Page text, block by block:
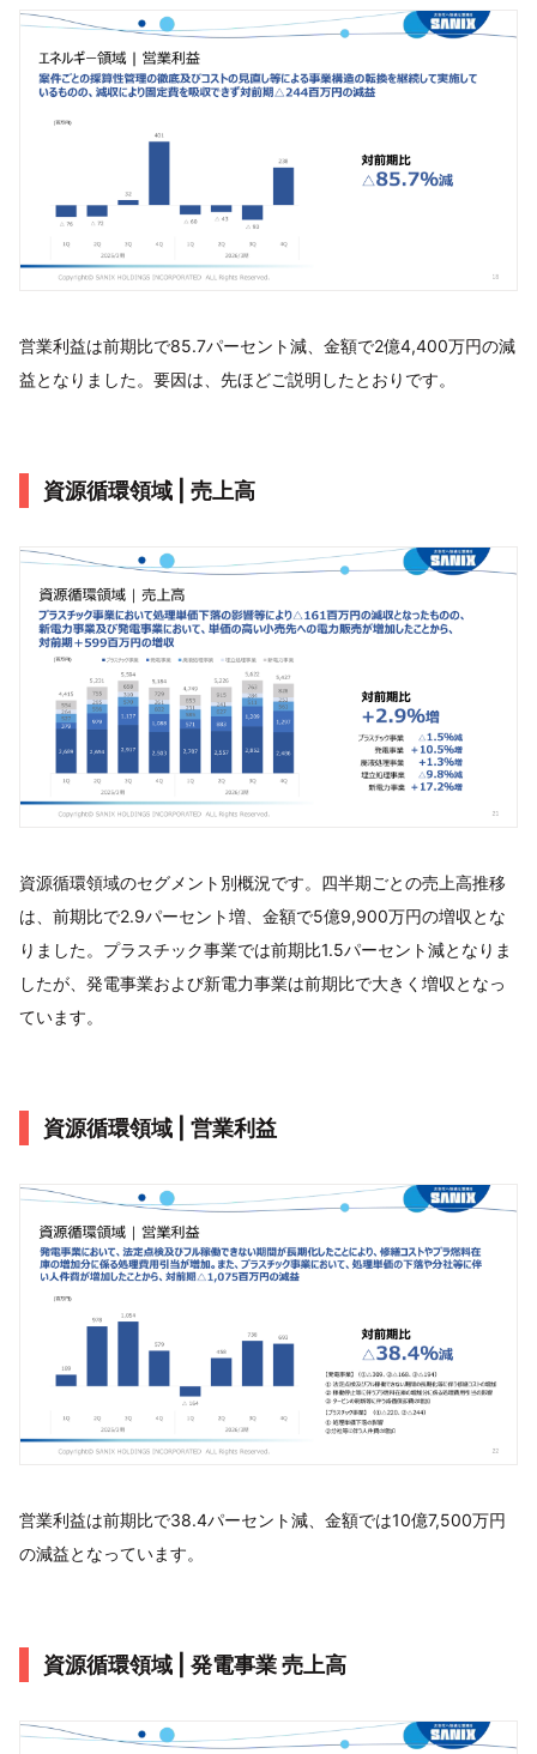
営業利益は前期比で85.7パーセント減、金額で2億4,400万円の減
益となりました。要因は、先ほどご説明したとおりです。
資源循環領域 | 売上高
資源循環領域のセグメント別概況です。四半期ごとの売上高推移
は、前期比で2.9パーセント増、金額で5億9,900万円の増収とな
りました。プラスチック事業では前期比1.5パーセント減となりま
したが、発電事業および新電力事業は前期比で大きく増収となっ
ています。
資源循環領域 | 営業利益
営業利益は前期比で38.4パーセント減、金額では10億7,500万円
の減益となっています。
資源循環領域 | 発電事業 売上高